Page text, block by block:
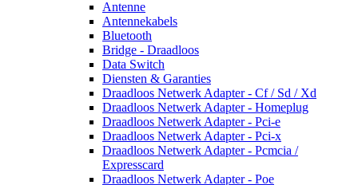
Antenne
Antennekabels
Bluetooth
Bridge - Draadloos
Data Switch
Diensten & Garanties
Draadloos Netwerk Adapter - Cf / Sd / Xd
Draadloos Netwerk Adapter - Homeplug
Draadloos Netwerk Adapter - Pci-e
Draadloos Netwerk Adapter - Pci-x
Draadloos Netwerk Adapter - Pcmcia /
Expresscard
Draadloos Netwerk Adapter - Poe